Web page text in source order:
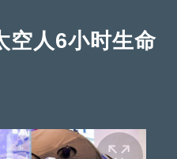
空人6小时生命